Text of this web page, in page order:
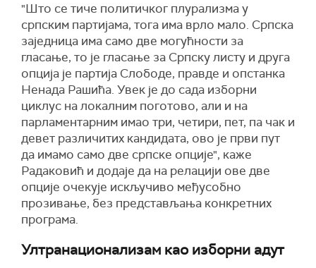
"Што се тиче политичког плурализма у
српским партијама, тога има врло мало. Српска
заједница има само две могућности за
гласање, то је гласање за Српску листу и друга
опција је партија Слободе, правде и опстанка
Ненада Рашића. Увек је до сада изборни
циклус на локалним поготово, али и на
парламентарним имао три, четири, пет, па чак и
девет различитих кандидата, ово је први пут
да имамо само две српске опције", каже
Радаковић и додаје да на релацији ове две
опције очекује искључиво међусобно
прозивање, без представљања конкретних
програма.
Ултранационализам као изборни адут